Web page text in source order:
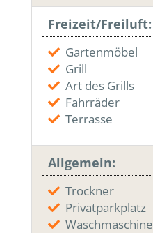
Freizeit/Freiluft:
Gartenmöbel
Grill
Art des Grills
Fahrräder
Terrasse
Allgemein:
Trockner
Privatparkplatz
Waschmaschine